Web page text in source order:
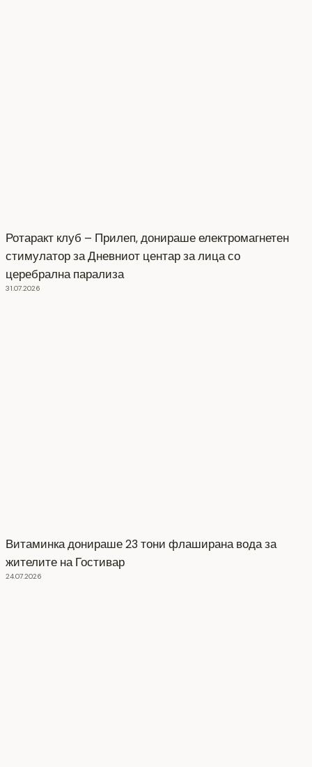
Ротаракт клуб – Прилеп, донираше електромагнетен
стимулатор за Дневниот центар за лица со
церебрална парализа
31.07.2026
Витаминка донираше 23 тони флаширана вода за
жителите на Гостивар
24.07.2026